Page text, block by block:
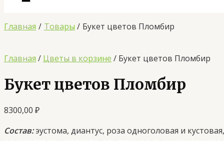
Главная Товары Букет цветов Пломбир
Главная / Цветы в корзине / Букет цветов Пломбир
Букет цветов Пломбир
8300,00 ₽
Состав:эустома, диантус, роза одноголовая и